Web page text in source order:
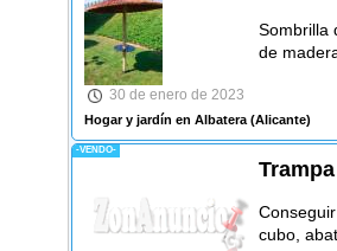
Sombrilla
de
30 de enero de 2023
Hogar y jardín en Albatera(Alicante)
-VENDO-
cubo,